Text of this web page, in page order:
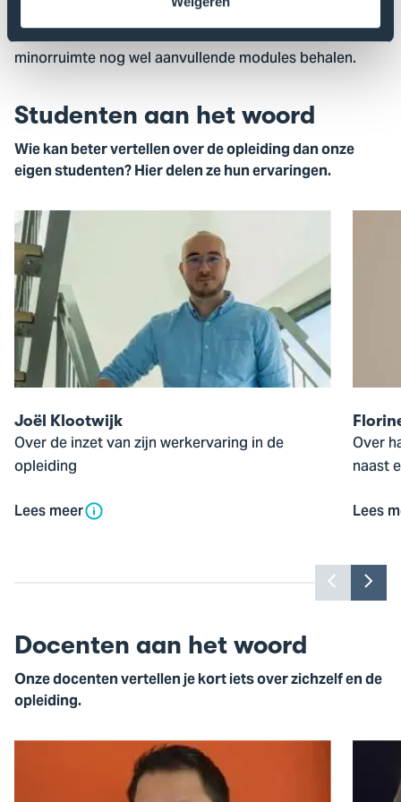
tegelijk. Datzelfde geldt voor de
Commerciële Economie, maar daarvoor moet je in de
minorruimte nog wel aanvullende modules behalen.
Studenten aan het woord
Wie kan beter vertellen over de opleiding dan onze
eigen studenten? Hier delen ze hun ervaringen.
Open
de
pop-
up
van
Joël
Klootwijk
Joël Klootwijk
Over de inzet van zijn werkervaring in de
opleiding
Lees meer
Over
naast
Lees
Toon
vorige
Docenten aan het woord
Onze docenten vertellen je kort iets over zichzelf en de
opleiding.